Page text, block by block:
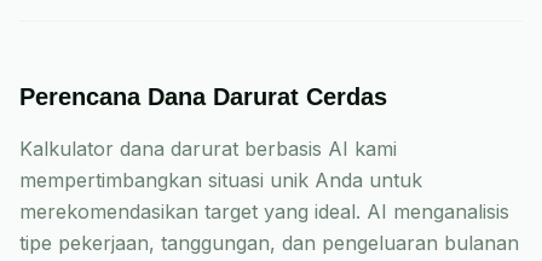
Perencana Dana Darurat Cerdas
Kalkulator dana darurat berbasis AI kami
mempertimbangkan situasi unik Anda untuk
merekomendasikan target yang ideal. AI menganalisis
tipe pekerjaan, tanggungan, dan pengeluaran bulanan